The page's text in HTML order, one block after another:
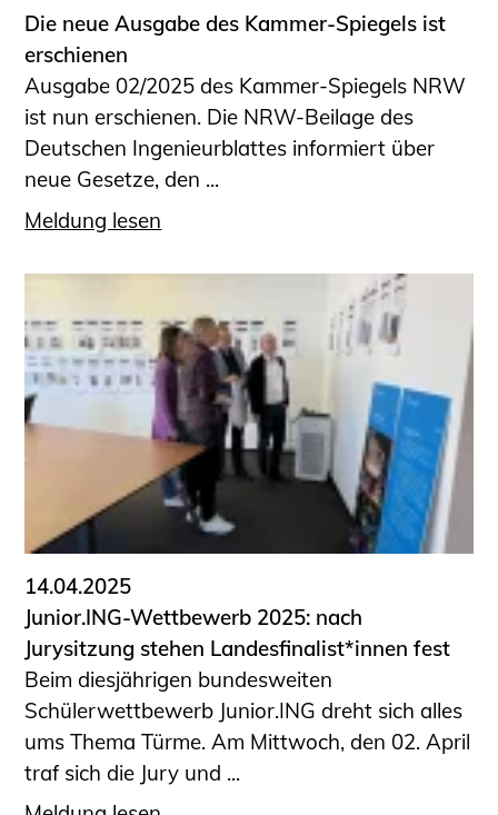
Die neue Ausgabe des Kammer-Spiegels ist
erschienen
Ausgabe 02/2025 des Kammer-Spiegels NRW
ist nun erschienen. Die NRW-Beilage des
Deutschen Ingenieurblattes informiert über
neue Gesetze, den ...
Meldung lesen
14.04.2025
Junior.ING-Wettbewerb 2025: nach
Jurysitzung stehen Landesfinalist*innen fest
Beim diesjährigen bundesweiten
Schülerwettbewerb Junior.ING dreht sich alles
ums Thema Türme. Am Mittwoch, den 02. April
traf sich die Jury und ...